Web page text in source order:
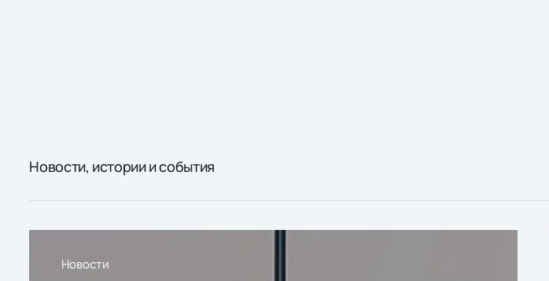
Новости, истории и события
Новости